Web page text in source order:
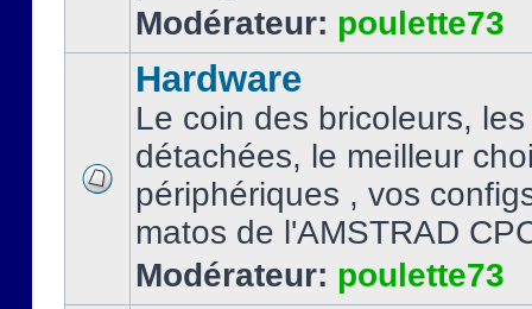
Modérateur: poulette73
Hardware
Le coin des bricoleurs,
détachées, le meilleur
périphériques , vos
matos de l'AMSTRAD
Modérateur: poulette73